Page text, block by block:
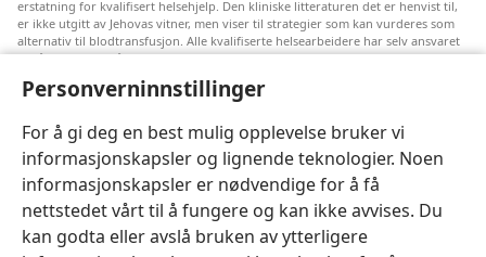
Personverninnstillinger
For å gi deg en best mulig opplevelse bruker vi
informasjonskapsler og lignende teknologier. Noen
informasjonskapsler er nødvendige for å få
nettstedet vårt til å fungere og kan ikke avvises. Du
kan godta eller avslå bruken av ytterligere
erstatning for kvalifisert helsehjelp. Den kliniske litteraturen det er henvist til,
er ikke utgitt av Jehovas vitner, men viser til strategier som kan vurderes som
alternativ til blodtransfusjon. Alle kvalifiserte helsearbeidere har selv ansvaret
for å følge med på ny informasjon, drøfte alternative behandlingsmetoder og
verdier og tro. Ikke alle strategiene som er nevnt, passer for eller godtas av
Pasienter: Søk alltid råd fra legen din eller annet kvalifisert helsepersonell om
helseproblemer og behandlingsmetoder. Oppsøk lege hvis du mistenker at du
er syk.
Nettstedet er regulert av dets vilkår for bruk.